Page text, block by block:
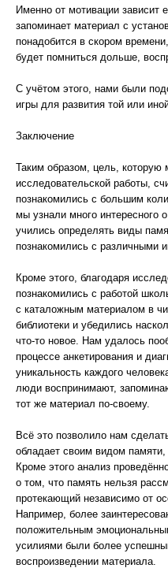
Именно от мотивации зависит
запоминает материал с
понадобится в скором
будет помниться дольше,
С учётом этого, нами были
игры для развития той или
Заключение
Таким образом, цель, которую
исследовательской работы,
познакомились с большим
мы узнали много интересного
учились определять виды
познакомились с различными
Кроме этого, благодаря
познакомились с работой
с каталожным материалом в
библиотеки и убедились
что-то новое. Нам удалось
процессе анкетирования и
уникальность каждого
люди воспринимают,
тот же материал по-своему.
Всё это позволило нам
обладает своим видом памяти,
Кроме этого анализ
о том, что память нельзя
протекающий независимо от
Например, более
положительным
усилиями были более
воспроизведении материала.